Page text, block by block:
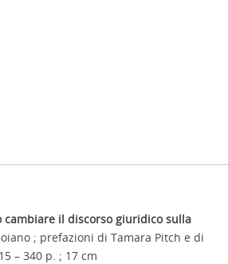
cambiare il discorso giuridico sulla
; prefazioni di Tamara Pitch e di
– 340 p. ; 17 cm